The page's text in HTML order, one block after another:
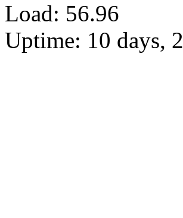
Load: 56.96
Uptime: 10 days,